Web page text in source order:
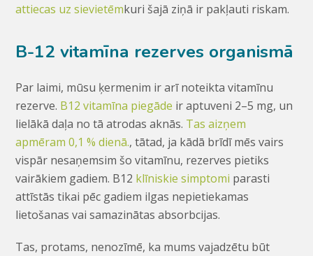
attiecas uz sievietēmkuri šajā ziņā ir pakļauti riskam.
B-12 vitamīna rezerves organismā
Par laimi, mūsu ķermenim ir arī noteikta vitamīnu
rezerve. B12 vitamīna piegāde ir aptuveni 2–5 mg, un
lielākā daļa no tā atrodas aknās. Tas aizņem
apmēram 0,1 % dienā., tātad, ja kādā brīdī mēs vairs
vispār nesaņemsim šo vitamīnu, rezerves pietiks
vairākiem gadiem. B12 klīniskie simptomi parasti
attīstās tikai pēc gadiem ilgas nepietiekamas
lietošanas vai samazinātas absorbcijas.
Tas, protams, nenozīmē, ka mums vajadzētu būt